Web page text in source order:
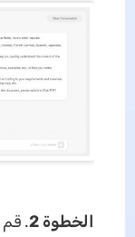
الخطوة 2
. قم